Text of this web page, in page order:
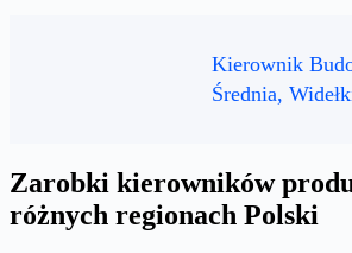
Kierownik
Średnia,
Zarobki kierowników
różnych regionach Polski